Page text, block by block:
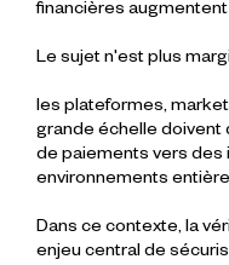
financières
Le sujet n'est plus
les plateformes,
grande échelle doivent
de paiements vers des
environnements
Dans ce contexte, la
enjeu central de